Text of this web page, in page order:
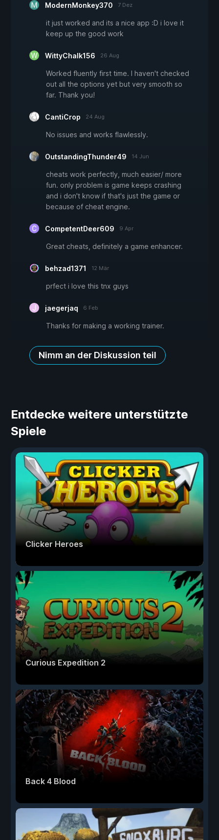
ModernMonkey370 7 Dez
it just worked and its a nice app :D i love it
keep up the good work
WittyChalk156 26 Aug
Worked fluently first time. I haven't checked
out all the options yet but very smooth so
far. Thank you!
CantiCrop 24 Aug
No issues and works flawlessly.
OutstandingThunder49 14 Jun
cheats work perfectly, much easier/ more
fun. only problem is game keeps crashing
and i don't know if that's just the game or
because of cheat engine.
CompetentDeer609 9 Apr
Great cheats, definitely a game enhancer.
behzad1371 12 Mär
prfect i love this tnx guys
jaegerjaq 6 Feb
Thanks for making a working trainer.
Nimm an der Diskussion teil
Entdecke weitere unterstützte
Spiele
Clicker Heroes
Curious Expedition 2
Back 4 Blood